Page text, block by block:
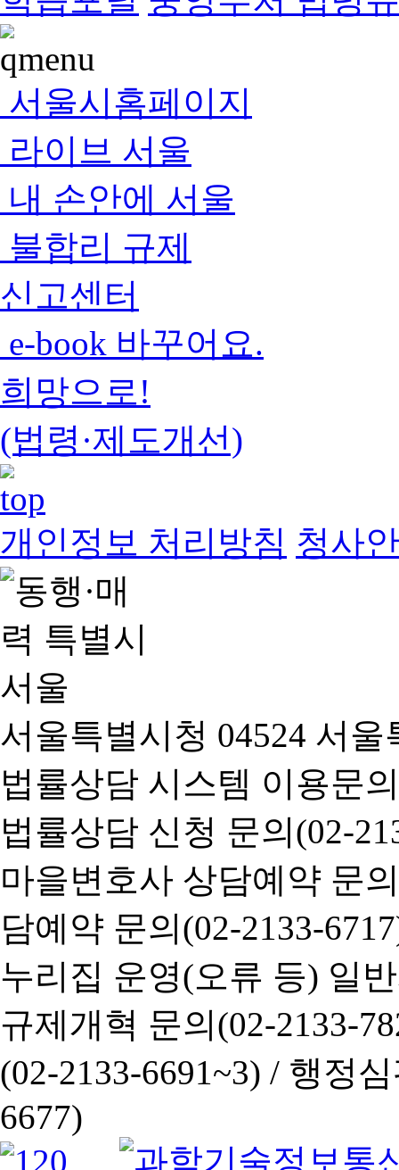
서울시홈페이지
라이브 서울
내 손안에 서울
불합리 규제
신고센터
e-book 바꾸어요.
희망으로!
(법령·제도개선)
개인정보 처리방침 청사
서울특별시청 04524 서
법률상담 시스템 이용문
법률상담 신청 문의(02-
마을변호사 상담예약 문
담예약 문의(02-2133-
누리집 운영(오류 등) 일
규제개혁 문의(02-2133-
(02-2133-6691~3) / 행정심
6677)